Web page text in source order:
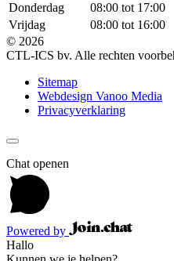
Donderdag
08:00 tot 17:00
Vrijdag
08:00 tot 16:00
© 2026
CTL-ICS bv. Alle rechten
Sitemap
Webdesign Vanoo Media
Privacyverklaring
Chat openen
Powered by
Hallo